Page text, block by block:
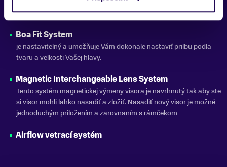
jednoduchá a môžete ho použiť aj cez dioptrické okuliare
Boa Fit System
je nastavitelný a umožňuje Vám dokonale nastaviť prilbu podla
tvaru a velkosti Vašej hlavy.
Magnetic Interchangeable Lens System
Tento systém magnetickej výmeny visora je navrhnutý tak aby ste
si visor mohli lahko nasadiť a zložiť. Nasadiť nový visor je možné
jednoduchým priložením a zarovnaním s rámčekom
Airflow vetrací systém